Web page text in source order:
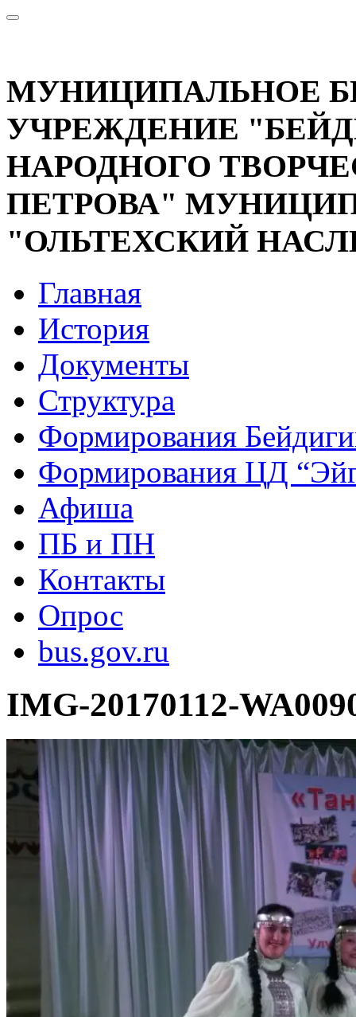
МУНИЦИПАЛЬНОЕ
УЧРЕЖДЕНИЕ
НАРОДНОГО
ПЕТРОВА"
"ОЛЬТЕХСКИЙ
Главная
История
Документы
Структура
Формирования
Формирования ЦД
Афиша
ПБ и ПН
Контакты
Опрос
bus.gov.ru
IMG-20170112-